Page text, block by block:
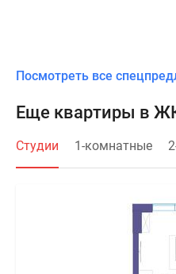
Посмотреть все
Еще квартиры в
Студии 1-комнатные